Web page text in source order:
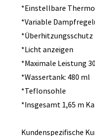
*Einstellbare
*Variable
*Überhitzungsschutz
*Licht anzeigen
*Maximale Leistung
*Wassertank: 480 ml
*Teflonsohle
*Insgesamt 1,65 m
Kundenspezifische